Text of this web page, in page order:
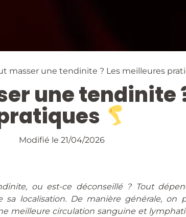
masser une tendinite ? Les meilleures
une tendinite
Modifié le 21/04/2026
ou est-ce déconseillé ? Tout
localisation. De manière générale, on
meilleure circulation sanguine et